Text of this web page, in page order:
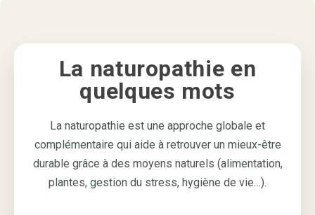
La naturopathie en
quelques mots
La naturopathie est une approche globale et
complémentaire qui aide à retrouver un mieux-être
durable grâce à des moyens naturels (alimentation,
plantes, gestion du stress, hygiène de vie…).